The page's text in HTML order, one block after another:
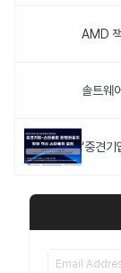
AMD
솔트웨
‘중견